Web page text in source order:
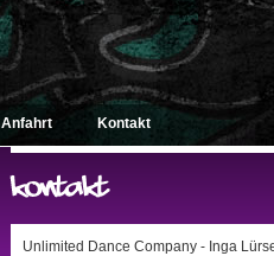
Anfahrt Kontakt
Unlimited Dance Company - Inga